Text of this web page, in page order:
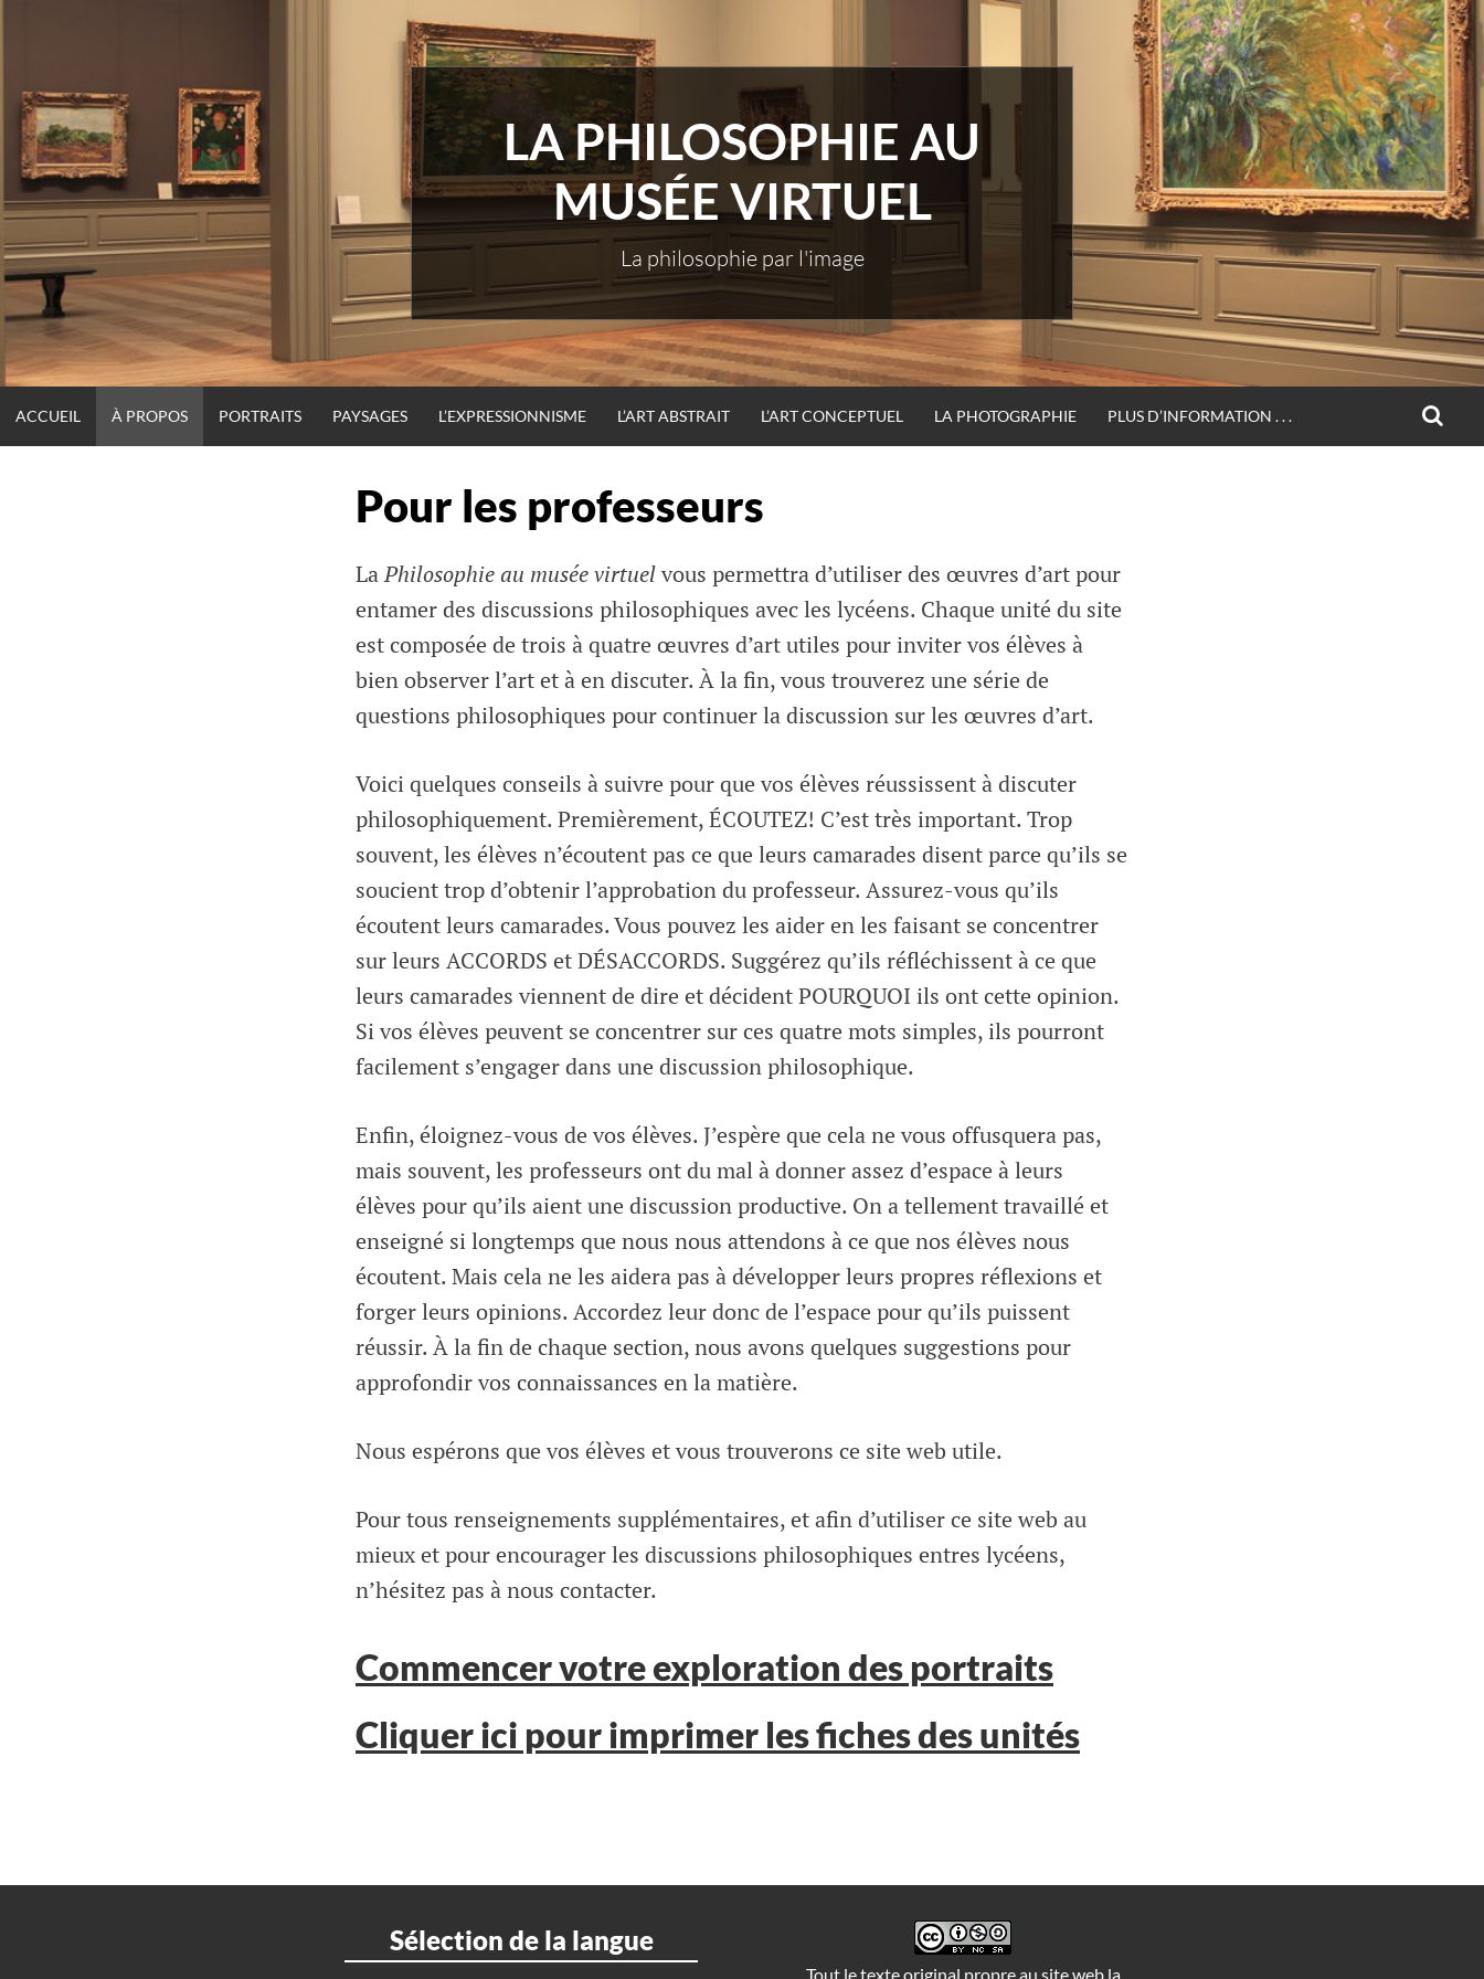
LA PHILOSOPHIE AU
MUSÉE VIRTUEL
La philosophie par l'image
ACCUEIL À PROPOS PORTRAITS PAYSAGES L’EXPRESSIONNISME L’ART ABSTRAIT L’ART CONCEPTUEL LA PHOTOGRAPHIE PLUS D’INFORMATION . . .
Pour les professeurs
LaPhilosophie au musée virtuelvous permettra d’utiliser des œuvres d’art pour
entamer des discussions philosophiques avec les lycéens. Chaque unité du site
est composée de trois à quatre œuvres d’art utiles pour inviter vos élèves à
bien observer l’art et à en discuter. À la fin, vous trouverez une série de
questions philosophiques pour continuer la discussion sur les œuvres d’art.
Voici quelques conseils à suivre pour que vos élèves réussissent à discuter
philosophiquement. Premièrement, ÉCOUTEZ! C’est très important. Trop
souvent, les élèves n’écoutent pas ce que leurs camarades disent parce qu’ils se
soucient trop d’obtenir l’approbation du professeur. Assurez-vous qu’ils
écoutent leurs camarades. Vous pouvez les aider en les faisant se concentrer
sur leurs ACCORDS et DÉSACCORDS. Suggérez qu’ils réfléchissent à ce que
leurs camarades viennent de dire et décident POURQUOI ils ont cette opinion.
Si vos élèves peuvent se concentrer sur ces quatre mots simples, ils pourront
facilement s’engager dans une discussion philosophique.
Enfin, éloignez-vous de vos élèves. J’espère que cela ne vous offusquera pas,
mais souvent, les professeurs ont du mal à donner assez d’espace à leurs
élèves pour qu’ils aient une discussion productive. On a tellement travaillé et
enseigné si longtemps que nous nous attendons à ce que nos élèves nous
écoutent. Mais cela ne les aidera pas à développer leurs propres réflexions et
forger leurs opinions. Accordez leur donc de l’espace pour qu’ils puissent
réussir. À la fin de chaque section, nous avons quelques suggestions pour
approfondir vos connaissances en la matière.
Nous espérons que vos élèves et vous trouverons ce site web utile.
Pour tous renseignements supplémentaires, et afin d’utiliser ce site web au
mieux et pour encourager les discussions philosophiques entres lycéens,
n’hésitez pas à nous contacter.
Commencer votre exploration des portraits
Cliquer ici pour imprimer les fiches des unités
Sélection de la langue
Tout le texte original propre au site web la